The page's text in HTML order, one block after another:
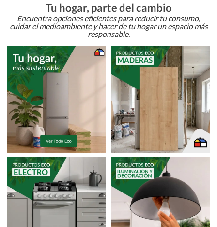
Tu hogar, parte del cambio
Encuentra opciones eficientes para reducir tu consumo,
cuidar el medioambiente y hacer de tu hogar un espacio más
responsable.